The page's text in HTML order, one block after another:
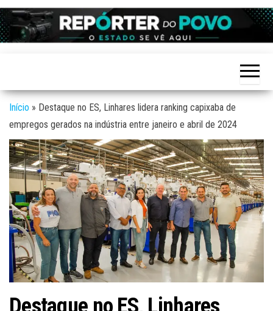
Skip
to
the
Reporter
site de
Notícias
Início » Destaque no ES, Linhares lidera ranking capixaba de
empregos gerados na indústria entre janeiro e abril de 2024